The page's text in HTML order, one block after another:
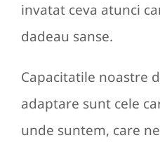
invatat ceva atunci
dadeau sanse.
Capacitatile noastre
adaptare sunt cele
unde suntem, care